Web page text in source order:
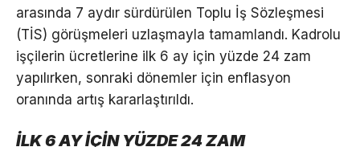
arasında 7 aydır sürdürülen Toplu İş Sözleşmesi
(TİS) görüşmeleri uzlaşmayla tamamlandı. Kadrolu
işçilerin ücretlerine ilk 6 ay için yüzde 24 zam
yapılırken, sonraki dönemler için enflasyon
oranında artış kararlaştırıldı.
İLK 6 AY İÇİN YÜZDE 24 ZAM